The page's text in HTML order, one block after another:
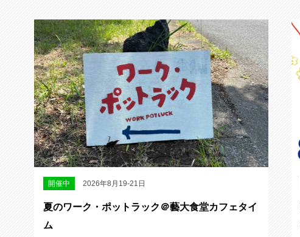
開催中 2026年8月19-21日
夏のワーク・ポットラック＠藝大食堂カフェタイ
ム